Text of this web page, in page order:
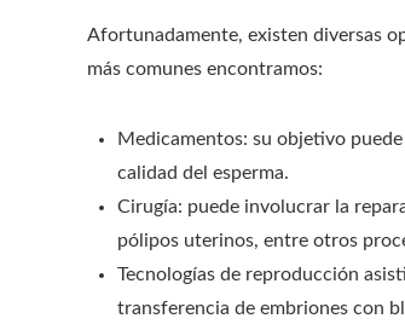
Afortunadamente, existen diversas
más comunes encontramos:
Medicamentos: su objetivo
calidad del esperma.
Cirugía: puede involucrar la
pólipos uterinos, entre otros
Tecnologías de reproducción
transferencia de embriones con